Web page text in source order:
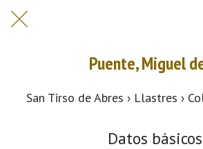
Puente, Miguel
San Tirso de Abres › Llastres ›
Datos básicos